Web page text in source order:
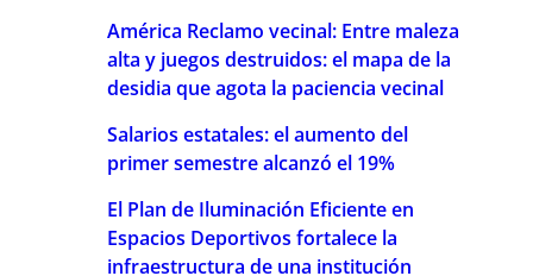
América Reclamo vecinal: Entre maleza
alta y juegos destruidos: el mapa de la
desidia que agota la paciencia vecinal
Salarios estatales: el aumento del
primer semestre alcanzó el 19%
El Plan de Iluminación Eficiente en
Espacios Deportivos fortalece la
infraestructura de una institución